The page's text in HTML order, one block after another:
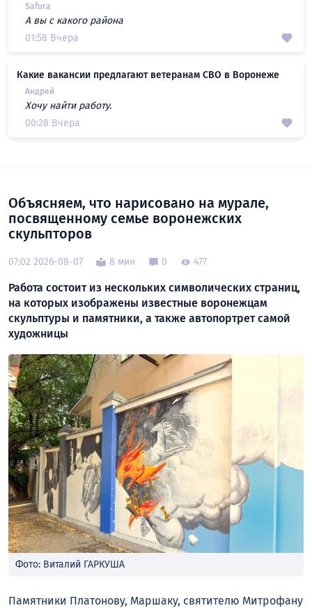
Safura
А вы с какого района
01:58 Вчера
Какие вакансии предлагают ветеранам СВО в Воронеже
Андрей
Хочу найти работу.
00:28 Вчера
Объясняем, что нарисовано на мурале,
посвященному семье воронежских
скульпторов
07:02 2026-08-07 8 мин 0 477
Работа состоит из нескольких символических страниц,
на которых изображены известные воронежцам
скульптуры и памятники, а также автопортрет самой
художницы
Фото: Виталий ГАРКУША
Памятники Платонову, Маршаку, святителю Митрофану